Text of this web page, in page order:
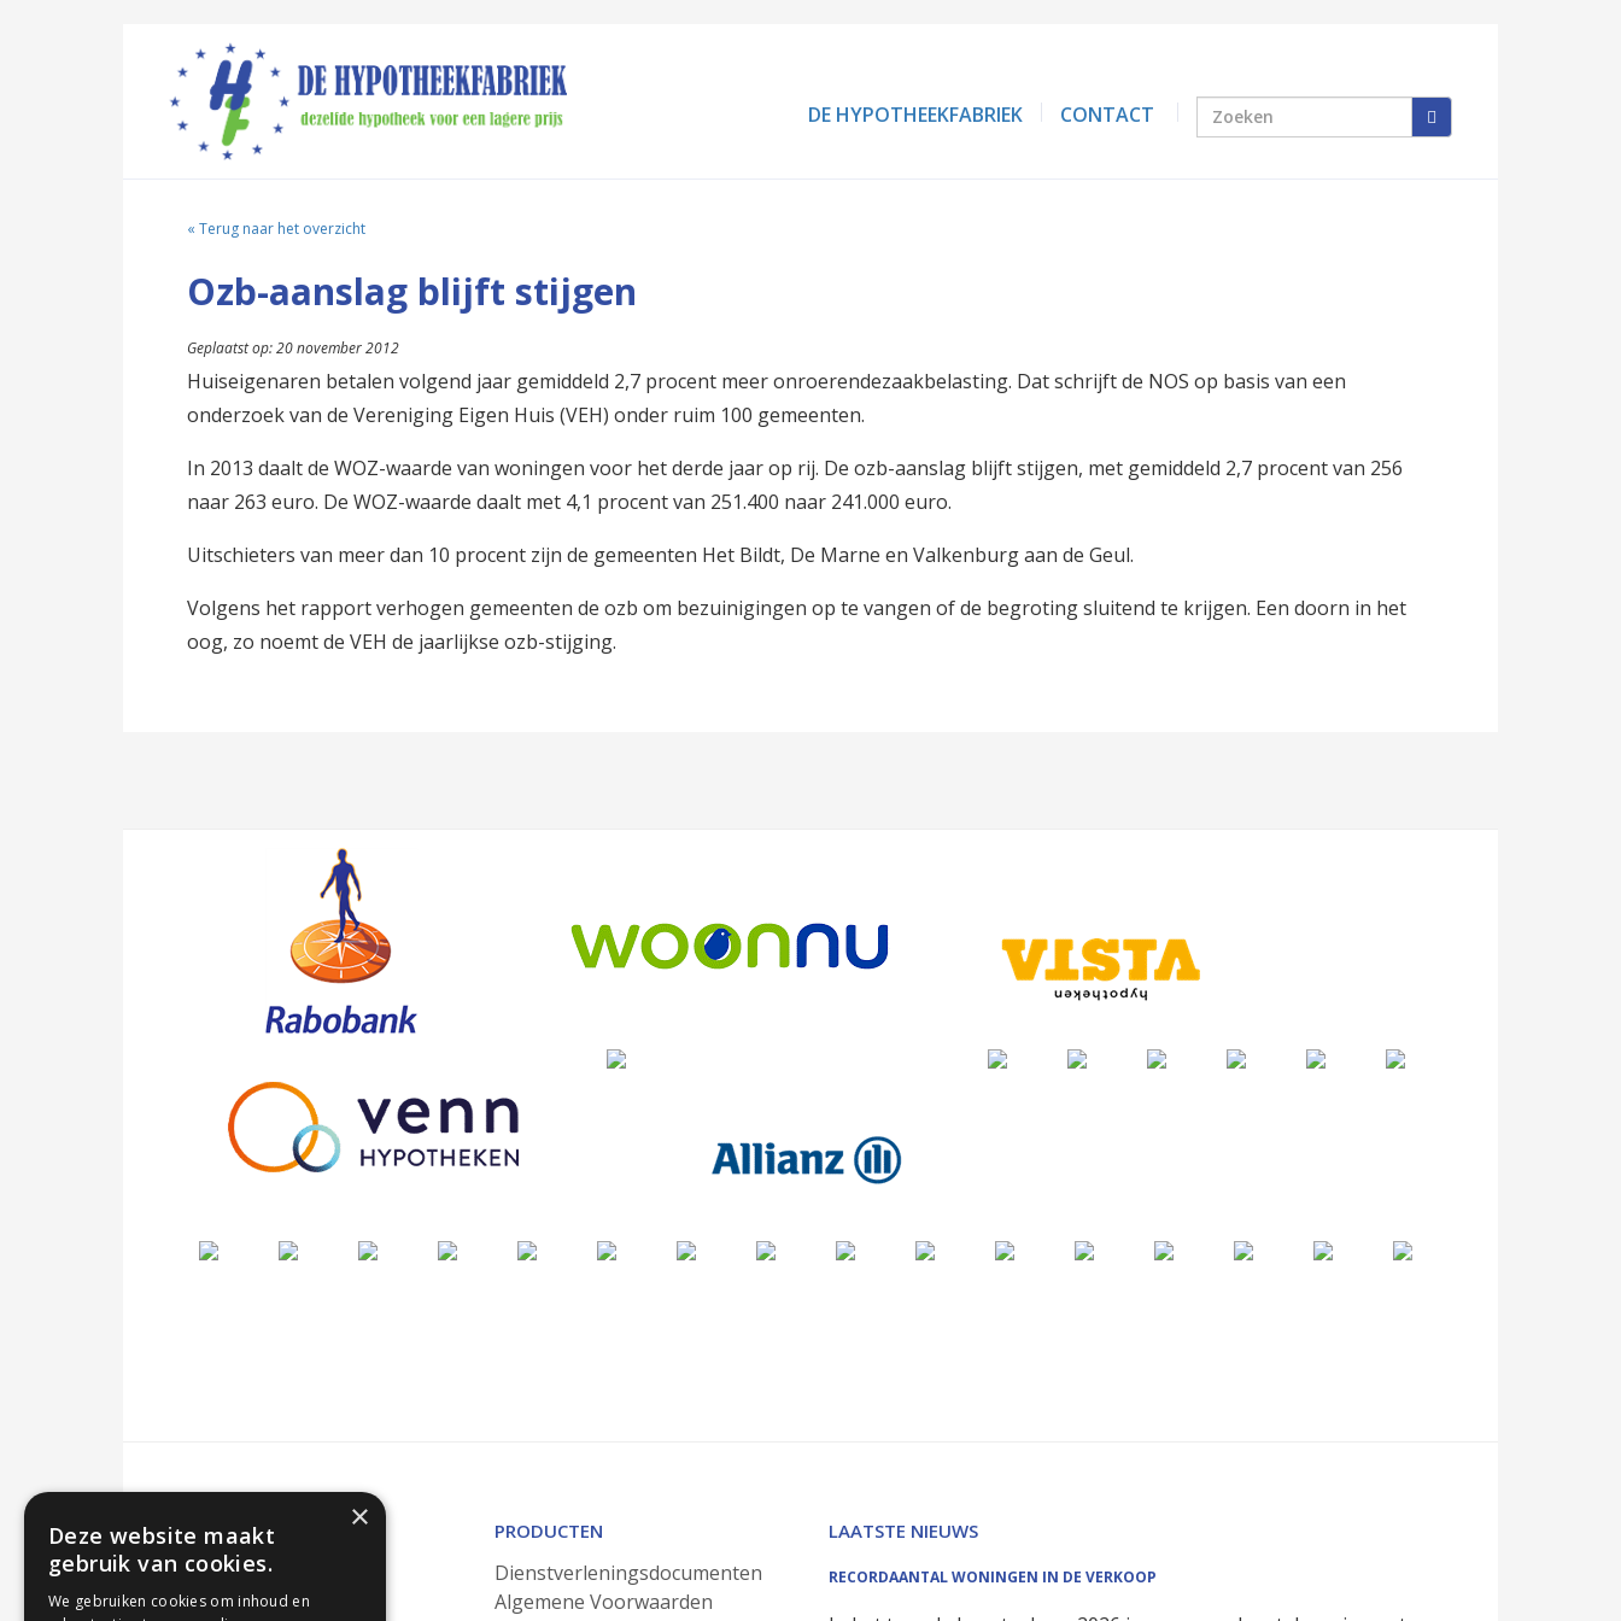
DE HYPOTHEEKFABRIEK CONTACT
« Terug naar het overzicht
Ozb-aanslag blijft stijgen
Geplaatst op: 20 november 2012
Huiseigenaren betalen volgend jaar gemiddeld 2,7 procent meer onroerendezaakbelasting. Dat schrijft de NOS op basis van een
onderzoek van de Vereniging Eigen Huis (VEH) onder ruim 100 gemeenten.
In 2013 daalt de WOZ-waarde van woningen voor het derde jaar op rij. De ozb-aanslag blijft stijgen, met gemiddeld 2,7 procent van 256
naar 263 euro. De WOZ-waarde daalt met 4,1 procent van 251.400 naar 241.000 euro.
Uitschieters van meer dan 10 procent zijn de gemeenten Het Bildt, De Marne en Valkenburg aan de Geul.
Volgens het rapport verhogen gemeenten de ozb om bezuinigingen op te vangen of de begroting sluitend te krijgen. Een doorn in het
oog, zo noemt de VEH de jaarlijkse ozb-stijging.
OVER ONS
Over ons
De werkwijze
PRODUCTEN
Dienstverleningsdocumenten
Algemene Voorwaarden
LAATSTE NIEUWS
RECORDAANTAL WONINGEN IN DE VERKOOP
×
Deze website maakt
gebruik van cookies.
We gebruiken cookies om inhoud en